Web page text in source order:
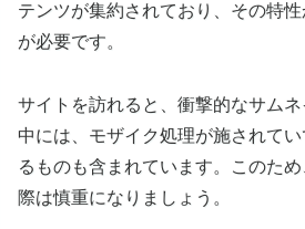
テンツが集約されており、その特
が必要です。
サイトを訪れると、衝撃的なサムネ
中には、モザイク処理が施されて
るものも含まれています。このた
際は慎重になりましょう。